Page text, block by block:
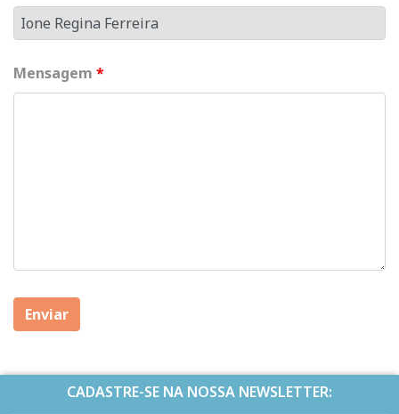
Mensagem *
CADASTRE-SE NA NOSSA NEWSLETTER: